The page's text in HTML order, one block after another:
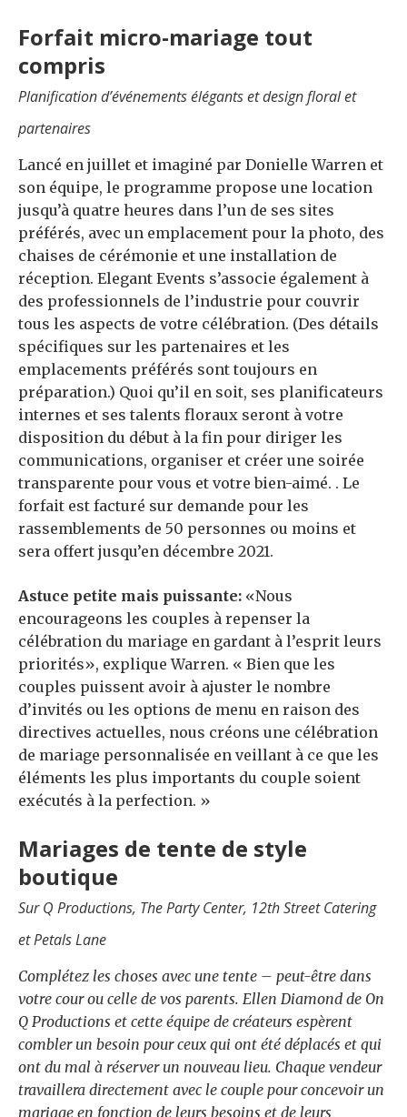
Forfait micro-mariage tout
compris
Planification d’événements élégants et design floral et
partenaires
Lancé en juillet et imaginé par Donielle Warren et
son équipe, le programme propose une location
jusqu’à quatre heures dans l’un de ses sites
préférés, avec un emplacement pour la photo, des
chaises de cérémonie et une installation de
réception. Elegant Events s’associe également à
des professionnels de l’industrie pour couvrir
tous les aspects de votre célébration. (Des détails
spécifiques sur les partenaires et les
emplacements préférés sont toujours en
préparation.) Quoi qu’il en soit, ses planificateurs
internes et ses talents floraux seront à votre
disposition du début à la fin pour diriger les
communications, organiser et créer une soirée
transparente pour vous et votre bien-aimé. . Le
forfait est facturé sur demande pour les
rassemblements de 50 personnes ou moins et
sera offert jusqu’en décembre 2021.
Astuce petite mais puissante: «Nous
encourageons les couples à repenser la
célébration du mariage en gardant à l’esprit leurs
priorités», explique Warren. « Bien que les
couples puissent avoir à ajuster le nombre
d’invités ou les options de menu en raison des
directives actuelles, nous créons une célébration
de mariage personnalisée en veillant à ce que les
éléments les plus importants du couple soient
exécutés à la perfection. »
Mariages de tente de style
boutique
Sur Q Productions, The Party Center, 12th Street Catering
et Petals Lane
Complétez les choses avec une tente – peut-être dans
votre cour ou celle de vos parents. Ellen Diamond de On
Q Productions et cette équipe de créateurs espèrent
combler un besoin pour ceux qui ont été déplacés et qui
ont du mal à réserver un nouveau lieu. Chaque vendeur
travaillera directement avec le couple pour concevoir un
mariage en fonction de leurs besoins et de leurs